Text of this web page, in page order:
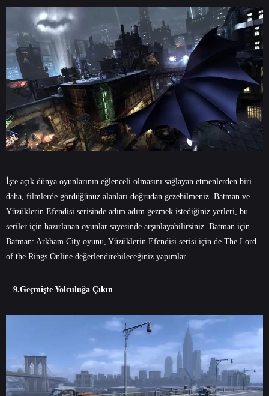
İşte açık dünya oyunlarının eğlenceli olmasını sağlayan etmenlerden biri
daha, filmlerde gördüğünüz alanları doğrudan gezebilmeniz. Batman ve
Yüzüklerin Efendisi serisinde adım adım gezmek istediğiniz yerleri, bu
seriler için hazırlanan oyunlar sayesinde arşınlayabilirsiniz. Batman için
Batman: Arkham City oyunu, Yüzüklerin Efendisi serisi için de The Lord
of the Rings Online değerlendirebileceğiniz yapımlar.
9.Geçmişte Yolculuğa Çıkın